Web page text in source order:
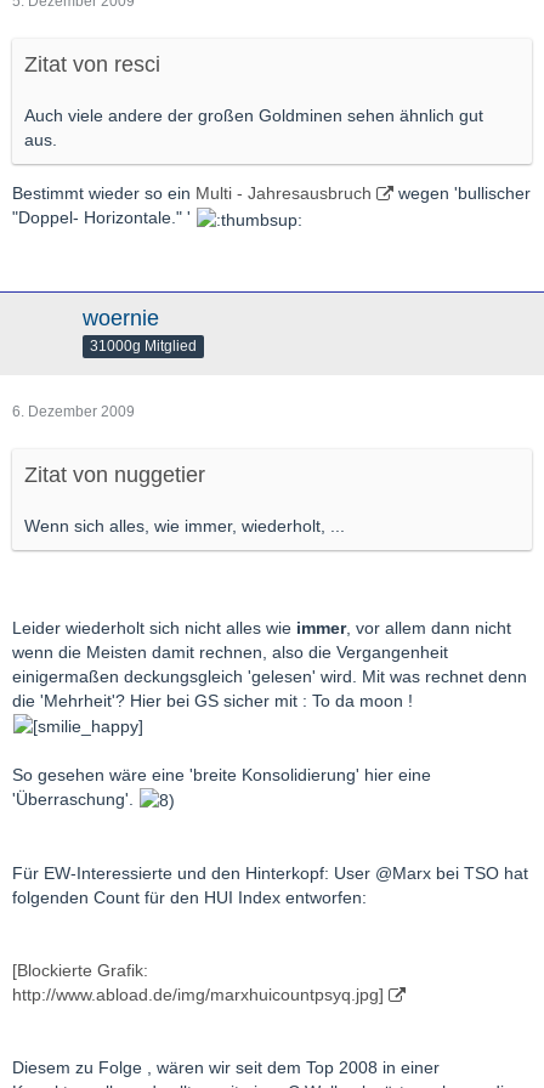
Zitat von resci
Auch viele andere der großen Goldminen sehen ähnlich gut
aus.
Bestimmt wieder so ein Multi - Jahresausbruch
wegen 'bullischer
"Doppel- Horizontale." '
woernie
31000g Mitglied
6. Dezember 2009
Zitat von nuggetier
Wenn sich alles, wie immer, wiederholt, ...
Leider wiederholt sich nicht alles wie immer, vor allem dann nicht
wenn die Meisten damit rechnen, also die Vergangenheit
einigermaßen deckungsgleich 'gelesen' wird. Mit was rechnet denn
die 'Mehrheit'? Hier bei GS sicher mit : To da moon !
So gesehen wäre eine 'breite Konsolidierung' hier eine
'Überraschung'.
Für EW-Interessierte und den Hinterkopf: User @Marx bei TSO hat
folgenden Count für den HUI Index entworfen:
[Blockierte Grafik:
http://www.abload.de/img/marxhuicountpsyq.jpg]
Diesem zu Folge , wären wir seit dem Top 2008 in einer